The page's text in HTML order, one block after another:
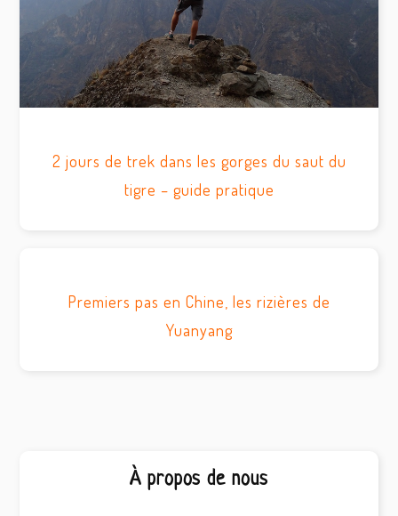
2 jours de trek dans les gorges du saut du
tigre – guide pratique
Premiers pas en Chine, les rizières de
Yuanyang
À propos de nous